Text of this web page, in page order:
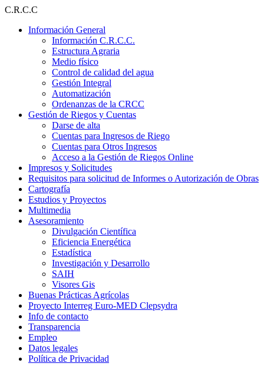
Ir
contenido
C.R.C.C
Información General
Información C.R.C.C.
Estructura Agraria
Medio físico
Control de calidad del agua
Gestión Integral
Automatización
Ordenanzas de la CRCC
Gestión de Riegos y Cuentas
Darse de alta
Cuentas para Ingresos de Riego
Cuentas para Otros Ingresos
Acceso a la Gestión de Riegos Online
Impresos y Solicitudes
Requisitos para solicitud de Informes o Autorización de Obras
Cartografía
Estudios y Proyectos
Multimedia
Asesoramiento
Divulgación Científica
Eficiencia Energética
Estadística
Investigación y Desarrollo
SAIH
Visores Gis
Buenas Prácticas Agrícolas
Proyecto Interreg Euro-MED Clepsydra
Info de contacto
Transparencia
Empleo
Datos legales
Política de Privacidad